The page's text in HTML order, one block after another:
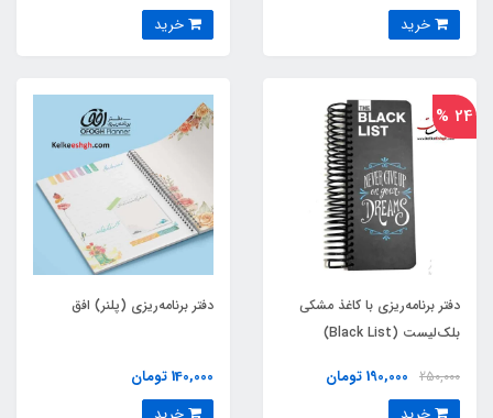
24 %
دفتر برنامه‌ریزی با کاغذ مشکی
بلک‌لیست (Black List)
250,000 190,000 تومان
دفتر برنامه‌ریزی (پلنر) افق
140,000 تومان